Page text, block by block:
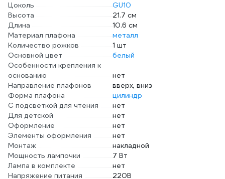
Цоколь
GU10
Высота
21.7 см
Длина
10.6 см
Материал плафона
металл
Количество рожков
1 шт
Основной цвет
белый
Особенности крепления к
основанию
нет
Направление плафонов
вверх, вниз
Форма плафона
цилиндр
С подсветкой для чтения
нет
Для детской
нет
Оформление
нет
Элементы оформления
нет
Монтаж
накладной
Мощность лампочки
7 Вт
Лампа в комплекте
нет
Напряжение питания
220В